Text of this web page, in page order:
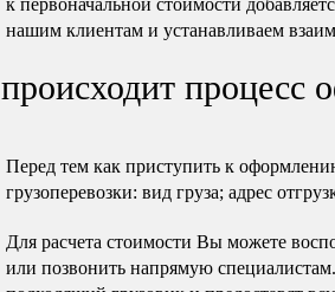
к первоначальной стоимости
нашим клиентам и устанавливаем
процесс
Перед тем как приступить к
грузоперевозки: вид груза; адрес
Для расчета стоимости Вы можете
или позвонить напрямую